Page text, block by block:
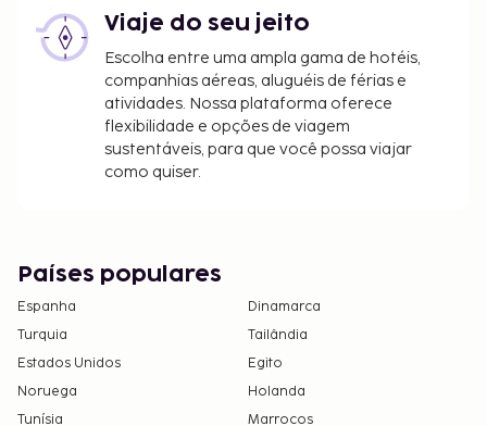
Viaje do seu jeito
Escolha entre uma ampla gama de hotéis,
companhias aéreas, aluguéis de férias e
atividades. Nossa plataforma oferece
flexibilidade e opções de viagem
sustentáveis, para que você possa viajar
como quiser.
Países populares
Espanha
Dinamarca
Turquia
Tailândia
Estados Unidos
Egito
Noruega
Holanda
Tunísia
Marrocos